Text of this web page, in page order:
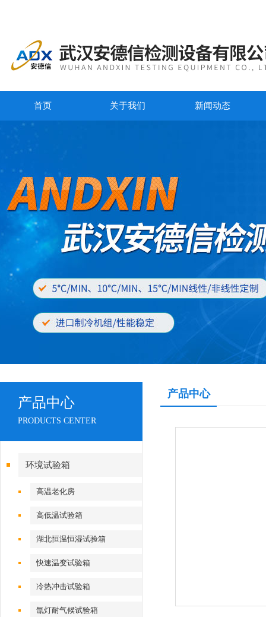
首页 关于我们 新闻动态
产品中心
PRODUCTS CENTER
环境试验箱
高温老化房
高低温试验箱
湖北恒温恒湿试验箱
快速温变试验箱
冷热冲击试验箱
氙灯耐气候试验箱
产品中心